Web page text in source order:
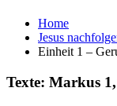
Home
Jesus
Einheit 1 –
Texte: Markus